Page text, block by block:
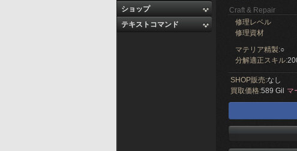
ショップ
テキストコマンド
Craft & Repair
修理レベル
修理資材
マテリア精製:○
分解適正スキル:
SHOP販売:なし
買取価格:589 Gil マ